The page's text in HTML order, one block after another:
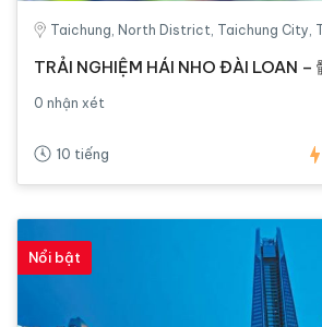
Taichung, North District, Taichung City,
TRẢI NGHIỆM HÁI NHO ĐÀI LOAN –
0 nhận xét
10 tiếng
Nổi bật